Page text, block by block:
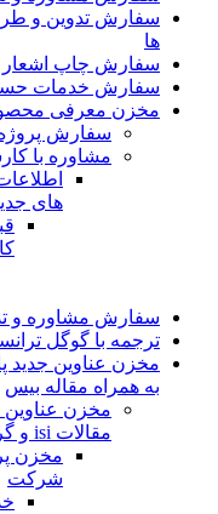
سفارش تدوین و
ها
سفارش چاپ
سفارش خدمات
مخزن معرفی
سفارش
مشاوره با
های
سفارش مشاوره و
ترجمه با گوگل
مخزن عناوین جدید
به همراه مقاله بیس
مخزن
مقالات isi و گرفتن اکسپت
مخزن
شرکت